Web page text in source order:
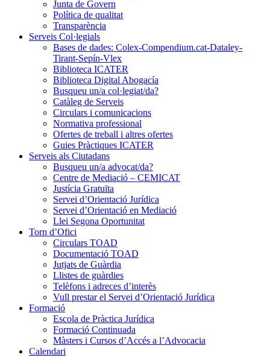
Junta de Govern
Política de qualitat
Transparència
Serveis Col·legials
Bases de dades: Colex-Compendium.cat-Dataley-
Tirant-Sepín-Vlex
Biblioteca ICATER
Biblioteca Digital Abogacía
Busqueu un/a col·legiat/da?
Catàleg de Serveis
Circulars i comunicacions
Normativa professional
Ofertes de treball i altres ofertes
Guies Pràctiques ICATER
Serveis als Ciutadans
Busqueu un/a advocat/da?
Centre de Mediació – CEMICAT
Justícia Gratuïta
Servei d’Orientació Jurídica
Servei d’Orientació en Mediació
Llei Segona Oportunitat
Torn d’Ofici
Circulars TOAD
Documentació TOAD
Jutjats de Guàrdia
Llistes de guàrdies
Telèfons i adreces d’interès
Vull prestar el Servei d’Orientació Jurídica
Formació
Escola de Pràctica Jurídica
Formació Continuada
Màsters i Cursos d’Accés a l’Advocacia
Calendari